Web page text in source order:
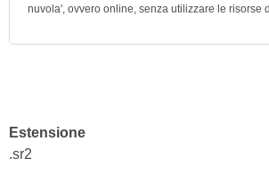
nuvola', ovvero online, senza utilizzare le risorse
Estensione
.sr2